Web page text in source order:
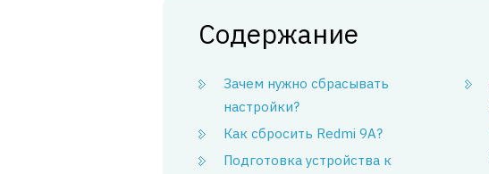
Содержание
Зачем нужно сбрасывать
настройки?
Как сбросить Redmi 9A?
Подготовка устройства к